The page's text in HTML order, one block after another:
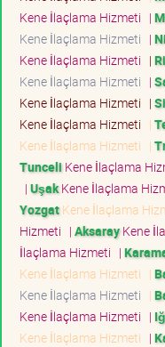
Kene İlaçlama Hizmeti |
Kene İlaçlama Hizmeti |
Kene İlaçlama Hizmeti |
Kene İlaçlama Hizmeti |
Kene İlaçlama Hizmeti |
Kene İlaçlama Hizmeti |
Kene İlaçlama Hizmeti |
Tunceli Kene İlaçlama
| UşakKene İlaçlama
YozgatKene İlaçlama
Hizmeti | AksarayKene
İlaçlama Hizmeti |
Kene İlaçlama Hizmeti |
Kene İlaçlama Hizmeti |
Kene İlaçlama Hizmeti |
Kene İlaçlama Hizmeti |